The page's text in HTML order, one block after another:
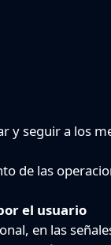
y seguir a los
de las
el usuario
en las